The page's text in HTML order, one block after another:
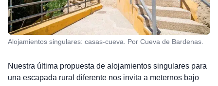
Alojamientos singulares: casas-cueva. Por Cueva de Bardenas.
Nuestra última propuesta de alojamientos singulares para
una escapada rural diferente nos invita a meternos bajo